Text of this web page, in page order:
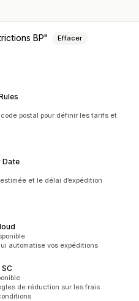
BP Effacer
postal pour définir les tarifs et
Date
et le délai d’expédition
automatise vos expéditions
de réduction sur les frais